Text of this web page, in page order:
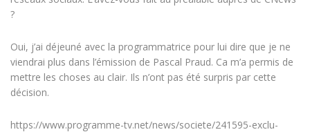
?
Oui, j’ai déjeuné avec la programmatrice pour lui dire que je ne
viendrai plus dans l’émission de Pascal Praud. Ca m’a permis de
mettre les choses au clair. Ils n’ont pas été surpris par cette
décision.
https://www.programme-tv.net/news/societe/241595-exclu-